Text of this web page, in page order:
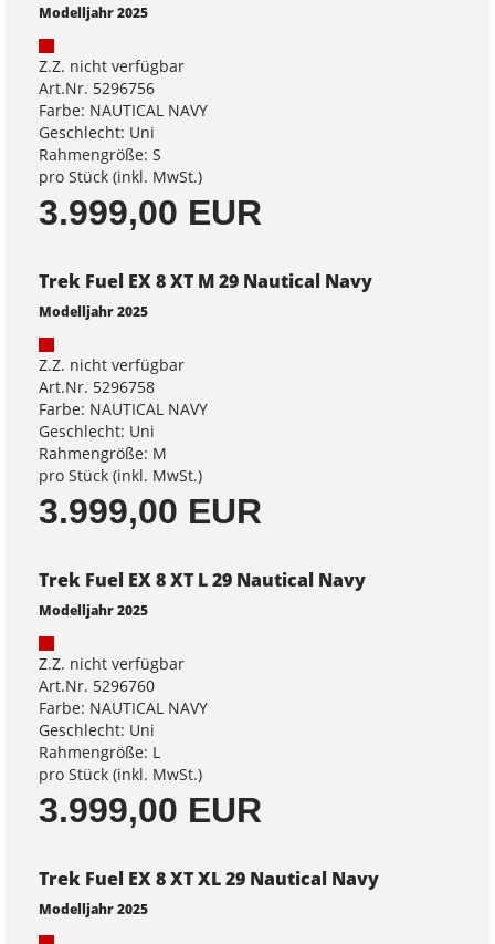
Modelljahr 2025
Z.Z. nicht verfügbar
Art.Nr. 5296756
Farbe: NAUTICAL NAVY
Geschlecht: Uni
Rahmengröße: S
pro Stück (inkl. MwSt.)
3.999,00 EUR
Trek Fuel EX 8 XT M 29 Nautical Navy
Modelljahr 2025
Z.Z. nicht verfügbar
Art.Nr. 5296758
Farbe: NAUTICAL NAVY
Geschlecht: Uni
Rahmengröße: M
pro Stück (inkl. MwSt.)
3.999,00 EUR
Trek Fuel EX 8 XT L 29 Nautical Navy
Modelljahr 2025
Z.Z. nicht verfügbar
Art.Nr. 5296760
Farbe: NAUTICAL NAVY
Geschlecht: Uni
Rahmengröße: L
pro Stück (inkl. MwSt.)
3.999,00 EUR
Trek Fuel EX 8 XT XL 29 Nautical Navy
Modelljahr 2025